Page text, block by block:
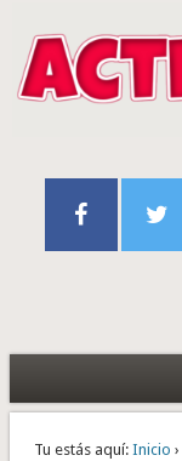
Tu estás aquí: Inicio ›